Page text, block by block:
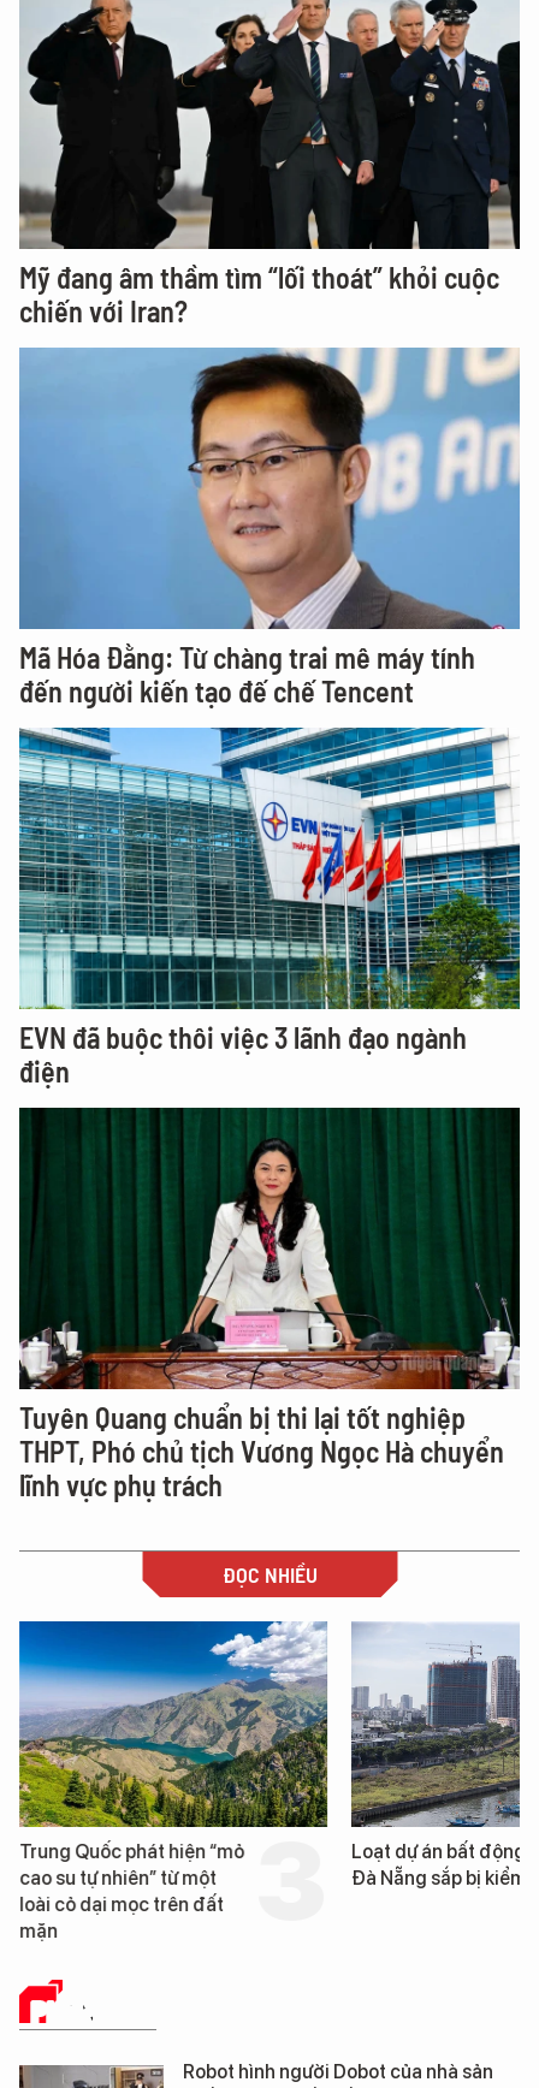
Mỹ đang âm thầm tìm “lối thoát” khỏi cuộc
chiến với Iran?
Mã Hóa Đằng: Từ chàng trai mê máy tính
đến người kiến tạo đế chế Tencent
EVN đã buộc thôi việc 3 lãnh đạo ngành
điện
Tuyên Quang chuẩn bị thi lại tốt nghiệp
THPT, Phó chủ tịch Vương Ngọc Hà chuyển
lĩnh vực phụ trách
ĐỌC NHIỀU
Trung Quốc phát hiện “mỏ
cao su tự nhiên” từ một
loài cỏ dại mọc trên đất
mặn
Loạt dự án bất động
Đà Nẵng sắp bị kiểm
PHÂN TÍCH
Robot hình người Dobot của nhà sản